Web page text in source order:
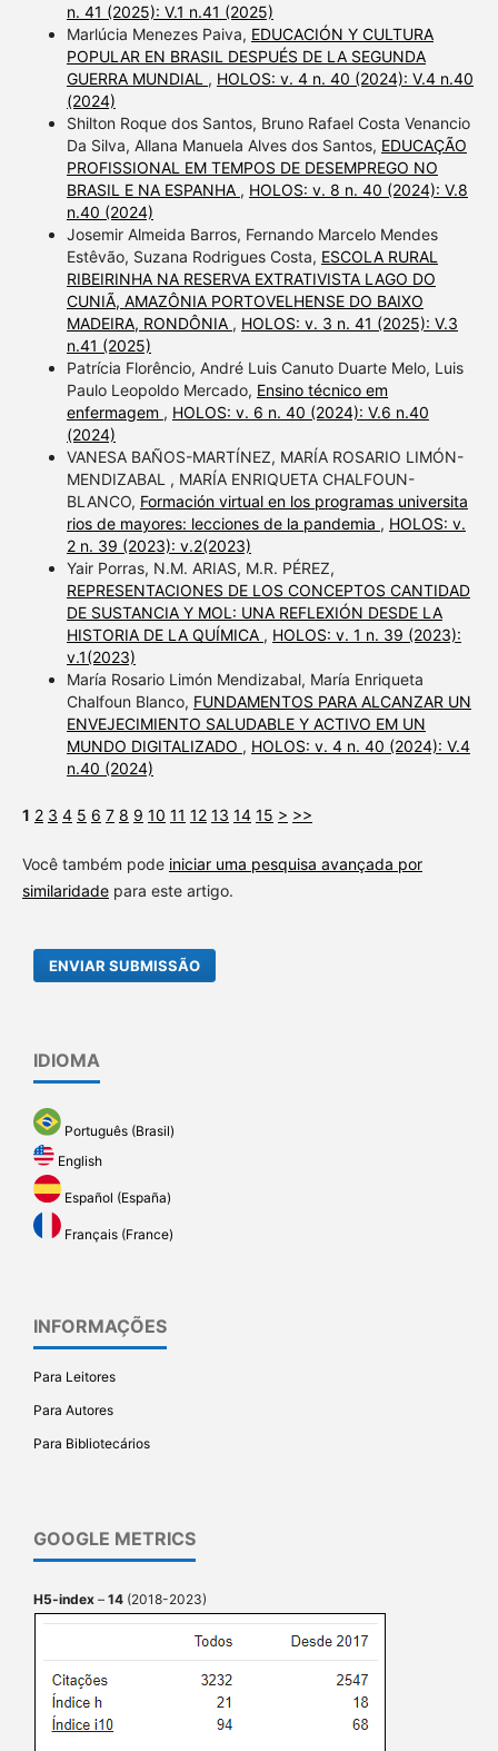
n. 41 (2025): V.1 n.41 (2025)
Marlúcia Menezes Paiva, EDUCACIÓN Y CULTURA
POPULAR EN BRASIL DESPUÉS DE LA SEGUNDA
GUERRA MUNDIAL , HOLOS: v. 4 n. 40 (2024): V.4 n.40
(2024)
Shilton Roque dos Santos, Bruno Rafael Costa Venancio
Da Silva, Allana Manuela Alves dos Santos, EDUCAÇÃO
PROFISSIONAL EM TEMPOS DE DESEMPREGO NO
BRASIL E NA ESPANHA , HOLOS: v. 8 n. 40 (2024): V.8
n.40 (2024)
Josemir Almeida Barros, Fernando Marcelo Mendes
Estêvão, Suzana Rodrigues Costa, ESCOLA RURAL
RIBEIRINHA NA RESERVA EXTRATIVISTA LAGO DO
CUNIÃ, AMAZÔNIA PORTOVELHENSE DO BAIXO
MADEIRA, RONDÔNIA , HOLOS: v. 3 n. 41 (2025): V.3
n.41 (2025)
Patrícia Florêncio, André Luis Canuto Duarte Melo, Luis
Paulo Leopoldo Mercado, Ensino técnico em
enfermagem , HOLOS: v. 6 n. 40 (2024): V.6 n.40
(2024)
VANESA BAÑOS-MARTÍNEZ, MARÍA ROSARIO LIMÓN-
MENDIZABAL , MARÍA ENRIQUETA CHALFOUN-
BLANCO, Formación virtual en los programas universita
rios de mayores: lecciones de la pandemia , HOLOS: v.
2 n. 39 (2023): v.2(2023)
Yair Porras, N.M. ARIAS, M.R. PÉREZ,
REPRESENTACIONES DE LOS CONCEPTOS CANTIDAD
DE SUSTANCIA Y MOL: UNA REFLEXIÓN DESDE LA
HISTORIA DE LA QUÍMICA , HOLOS: v. 1 n. 39 (2023):
v.1(2023)
María Rosario Limón Mendizabal, María Enriqueta
Chalfoun Blanco, FUNDAMENTOS PARA ALCANZAR UN
ENVEJECIMIENTO SALUDABLE Y ACTIVO EM UN
MUNDO DIGITALIZADO , HOLOS: v. 4 n. 40 (2024): V.4
n.40 (2024)
1 2 3 4 5 6 7 8 9 10 11 12 13 14 15 > >>
Você também pode iniciar uma pesquisa avançada por
similaridadepara este artigo.
ENVIAR SUBMISSÃO
IDIOMA
Português (Brasil)
English
Español (España)
Français (France)
INFORMAÇÕES
Para Leitores
Para Autores
Para Bibliotecários
GOOGLE METRICS
H5-index – 14 (2018-2023)